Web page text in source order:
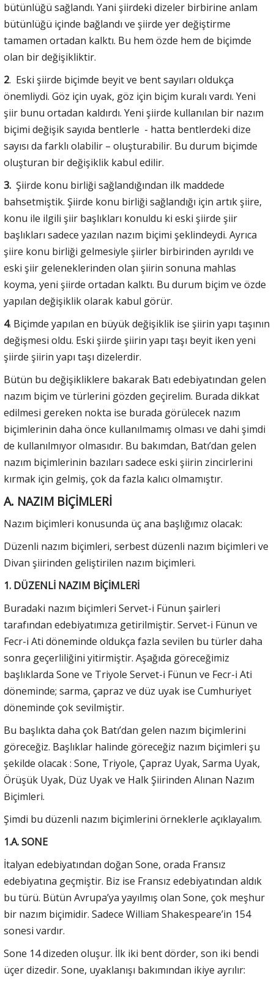
bütünlüğü sağlandı. Yani şiirdeki dizeler birbirine anlam
bütünlüğü içinde bağlandı ve şiirde yer değiştirme
tamamen ortadan kalktı. Bu hem özde hem de biçimde
olan bir değişikliktir.
2. Eski şiirde biçimde beyit ve bent sayıları oldukça
önemliydi. Göz için uyak, göz için biçim kuralı vardı. Yeni
şiir bunu ortadan kaldırdı. Yeni şiirde kullanılan bir nazım
biçimi değişik sayıda bentlerle - hatta bentlerdeki dize
sayısı da farklı olabilir – oluşturabilir. Bu durum biçimde
oluşturan bir değişiklik kabul edilir.
3. Şiirde konu birliği sağlandığından ilk maddede
bahsetmiştik. Şiirde konu birliği sağlandığı için artık şiire,
konu ile ilgili şiir başlıkları konuldu ki eski şiirde şiir
başlıkları sadece yazılan nazım biçimi şeklindeydi. Ayrıca
şiire konu birliği gelmesiyle şiirler birbirinden ayrıldı ve
eski şiir geleneklerinden olan şiirin sonuna mahlas
koyma, yeni şiirde ortadan kalktı. Bu durum biçim ve özde
yapılan değişiklik olarak kabul görür.
4. Biçimde yapılan en büyük değişiklik ise şiirin yapı taşının
değişmesi oldu. Eski şiirde şiirin yapı taşı beyit iken yeni
şiirde şiirin yapı taşı dizelerdir.
Bütün bu değişikliklere bakarak Batı edebiyatından gelen
nazım biçim ve türlerini gözden geçirelim. Burada dikkat
edilmesi gereken nokta ise burada görülecek nazım
biçimlerinin daha önce kullanılmamış olması ve dahi şimdi
de kullanılmıyor olmasıdır. Bu bakımdan, Batı’dan gelen
nazım biçimlerinin bazıları sadece eski şiirin zincirlerini
kırmak için gelmiş, çok da fazla kalıcı olmamıştır.
A. NAZIM BİÇİMLERİ
Nazım biçimleri konusunda üç ana başlığımız olacak:
Düzenli nazım biçimleri, serbest düzenli nazım biçimleri ve
Divan şiirinden geliştirilen nazım biçimleri.
1. DÜZENLİ NAZIM BİÇİMLERİ
Buradaki nazım biçimleri Servet-i Fünun şairleri
tarafından edebiyatımıza getirilmiştir. Servet-i Fünun ve
Fecr-i Ati döneminde oldukça fazla sevilen bu türler daha
sonra geçerliliğini yitirmiştir. Aşağıda göreceğimiz
başlıklarda Sone ve Triyole Servet-i Fünun ve Fecr-i Ati
döneminde; sarma, çapraz ve düz uyak ise Cumhuriyet
döneminde çok sevilmiştir.
Bu başlıkta daha çok Batı’dan gelen nazım biçimlerini
göreceğiz. Başlıklar halinde göreceğiz nazım biçimleri şu
şekilde olacak : Sone, Triyole, Çapraz Uyak, Sarma Uyak,
Örüşük Uyak, Düz Uyak ve Halk Şiirinden Alınan Nazım
Biçimleri.
Şimdi bu düzenli nazım biçimlerini örneklerle açıklayalım.
1.A. SONE
İtalyan edebiyatından doğan Sone, orada Fransız
edebiyatına geçmiştir. Biz ise Fransız edebiyatından aldık
bu türü. Bütün Avrupa’ya yayılmış olan Sone, çok meşhur
bir nazım biçimidir. Sadece William Shakespeare’in 154
sonesi vardır.
Sone 14 dizeden oluşur. İlk iki bent dörder, son iki bendi
üçer dizedir. Sone, uyaklanışı bakımından ikiye ayrılır: